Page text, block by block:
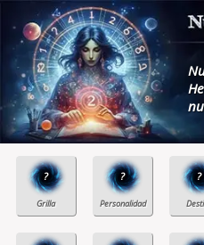
? ? ?